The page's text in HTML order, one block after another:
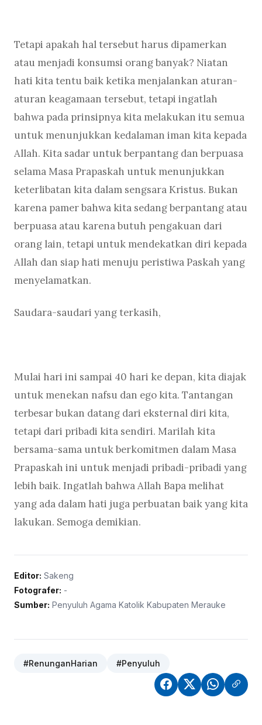
Tetapi apakah hal tersebut harus dipamerkan
atau menjadi konsumsi orang banyak? Niatan
hati kita tentu baik ketika menjalankan aturan-
aturan keagamaan tersebut, tetapi ingatlah
bahwa pada prinsipnya kita melakukan itu semua
untuk menunjukkan kedalaman iman kita kepada
Allah. Kita sadar untuk berpantang dan berpuasa
selama Masa Prapaskah untuk menunjukkan
keterlibatan kita dalam sengsara Kristus. Bukan
karena pamer bahwa kita sedang berpantang atau
berpuasa atau karena butuh pengakuan dari
orang lain, tetapi untuk mendekatkan diri kepada
Allah dan siap hati menuju peristiwa Paskah yang
menyelamatkan.
Saudara-saudari yang terkasih,
Mulai hari ini sampai 40 hari ke depan, kita diajak
untuk menekan nafsu dan ego kita. Tantangan
terbesar bukan datang dari eksternal diri kita,
tetapi dari pribadi kita sendiri. Marilah kita
bersama-sama untuk berkomitmen dalam Masa
Prapaskah ini untuk menjadi pribadi-pribadi yang
lebih baik. Ingatlah bahwa Allah Bapa melihat
yang ada dalam hati juga perbuatan baik yang kita
lakukan. Semoga demikian.
Editor: Sakeng
Fotografer: -
Sumber: Penyuluh Agama Katolik Kabupaten Merauke
#RenunganHarian #Penyuluh